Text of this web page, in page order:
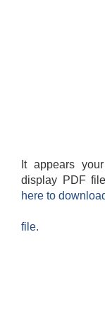
It appears
display PDF
here to
file.